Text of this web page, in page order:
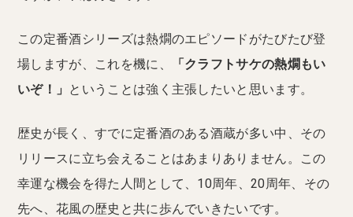
この定番酒シリーズは熱燗のエピソードがたびたび登
場しますが、これを機に、
「クラフトサケの熱燗もい
いぞ！」 ということは強く主張したいと思います。
歴史が長く、すでに定番酒のある酒蔵が多い中、その
リリースに立ち会えることはあまりありません。この
幸運な機会を得た人間として、10周年、20周年、その
先へ、花風の歴史と共に歩んでいきたいです。